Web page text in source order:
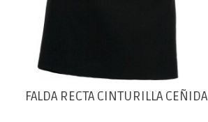
FALDA RECTA CINTURILLA CEÑIDA